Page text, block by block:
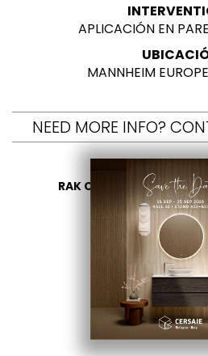
APLICACIÓN EN
MANNHEIM
NEED MORE INFO?
RAK CERAMICS 2026- ALL
PRIVACY
SELECCIONA
ES
EN